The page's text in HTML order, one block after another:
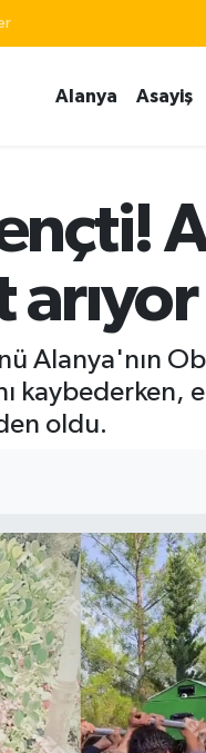
Alanya Asayiş
arıyor
Alanya'nın
oldu.